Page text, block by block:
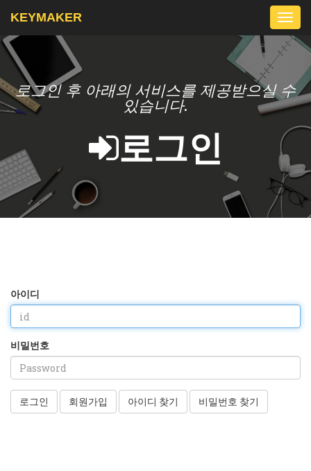
KEYMAKER
로그인 후 아래의 서비스를 제공받으실 수
있습니다.
로그인
아이디
비밀번호
로그인 회원가입 아이디 찾기 비밀번호 찾기